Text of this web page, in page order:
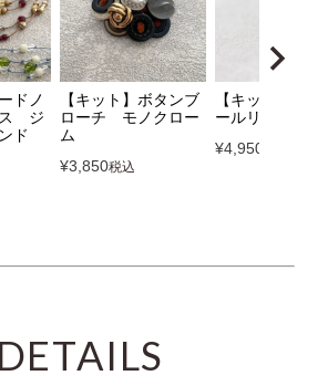
ドノ
ス ジ
ド
【キット】ボタンブ
ローチ モノクロー
ム
¥3,850税込
【キット】ミ
ールリング ベ
¥4,950
DETAILS